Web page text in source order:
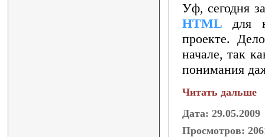
Уф, сегодня
HTML для
проекте.
начале, так
понимания
Читать дальше
Дата: 29.05.2009
Просмотров: